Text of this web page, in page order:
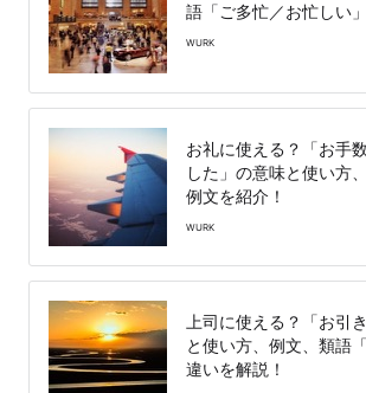
語「ご多忙／お忙しい
WURK
お礼に使える？「お手
した」の意味と使い方
例文を紹介！
WURK
上司に使える？「お引
と使い方、例文、類語
違いを解説！